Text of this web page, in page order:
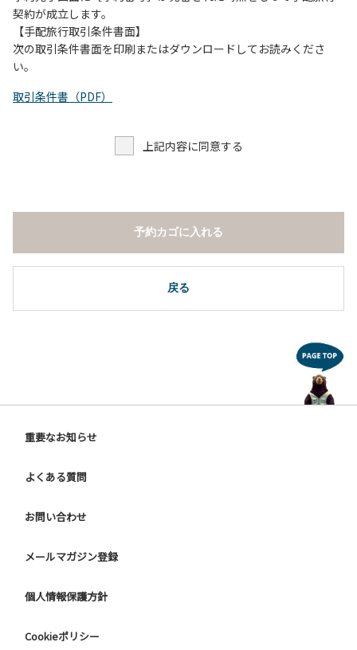
契約が成立します。
【手配旅行取引条件書面】
次の取引条件書面を印刷またはダウンロードしてお読みくださ
い。
取引条件書（PDF）
上記内容に同意する
戻る
予約カゴに入れる
重要なお知らせ
よくある質問
お問い合わせ
メールマガジン登録
個人情報保護方針
Cookieポリシー